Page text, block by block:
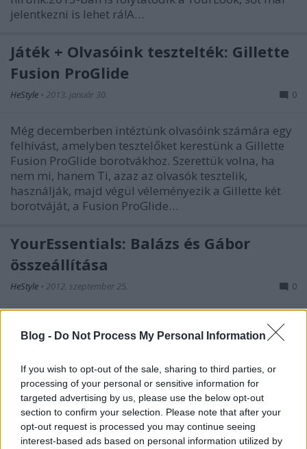
Blog - Do Not Process My Personal Information
If you wish to opt-out of the sale, sharing to third parties, or
processing of your personal or sensitive information for
targeted advertising by us, please use the below opt-out
section to confirm your selection. Please note that after your
opt-out request is processed you may continue seeing
interest-based ads based on personal information utilized by
jelentkezni is lehet rá!A…
Játék + Olvasóink tesztelték: Gillette
Fusion ProGlide
HeStyle • 2013. január 30. 0
Még decemberben intéztünk olvasóink számára egy
felhívást, amelyben tesztelőket kerestünk a Gillette
Fusion ProGlide borotvákhoz. Szerettük volna, ha
nem mi, hanem Ti, azaz az olvasók tesztelik,
használják, majd végül véleményezik a Gillette két
borotváját, a Fusion ProGlide…
YourEssentials: Balázs és Gábor
összeállítása
HeStyle • 2012. szeptember 25. 0
Folytatjuk a YourEssentials rovatunkat, melyben
olvasóink legalapvetőbb és legkedvesebb
rengeteg fotó érkezik, ezért úgy döntöttünk, hogy a
gyorsabb sorra kerülés érdekében felgyorsítjuk a
posztolást és ezentúl kettesével mutatjuk…
YourEssentials: Zsolt összeállítása